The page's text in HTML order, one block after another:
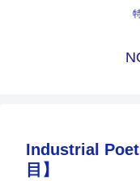
Industrial
目】